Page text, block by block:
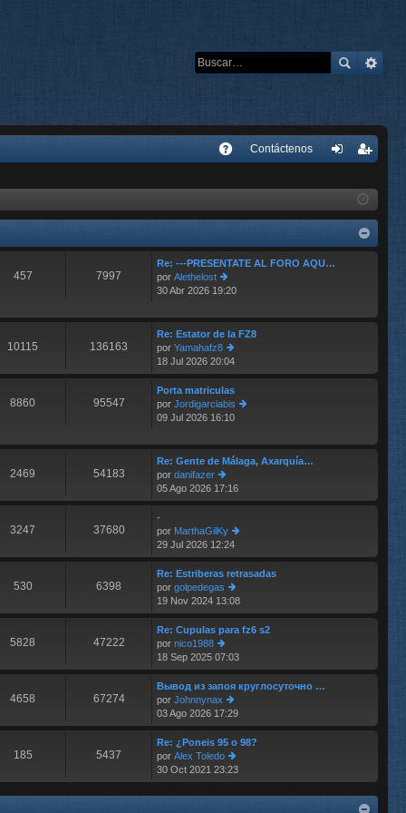
Contáctenos
ist
ra
457 7997
Re: ---PRESENTATE AL FORO AQU…
por Alethelost
er
im
o
m
e
n
s
aj
e
30 Abr 2026 19:20
10115 136163
Re: Estator de la FZ8
por Yamahafz8
er
últ
im
o
m
n
s
e
18 Jul 2026 20:04
8860 95547
Porta matriculas
por Jordigarciabis
im
o
n
aj
09 Jul 2026 16:10
2469 54183
Re: Gente de Málaga, Axarquía…
por danifazer
er
últ
o
m
e
n
s
aj
e
05 Ago 2026 17:16
3247 37680
-
por MarthaGilKy
er
últ
im
o
m
e
n
aj
e
29 Jul 2026 12:24
530 6398
Re: Estriberas retrasadas
por golpedegas
er
últ
im
m
e
n
s
aj
e
19 Nov 2024 13:08
5828 47222
Re: Cupulas para fz6 s2
por nico1988
er
últ
im
o
m
e
n
s
aj
e
18 Sep 2025 07:03
4658 67274
Вывод из запоя круглосуточно …
por Johnnynax
er
últ
im
o
m
e
n
03 Ago 2026 17:29
185 5437
Re: ¿Poneis 95 o 98?
por Alex Toledo
er
últ
im
30 Oct 2021 23:23